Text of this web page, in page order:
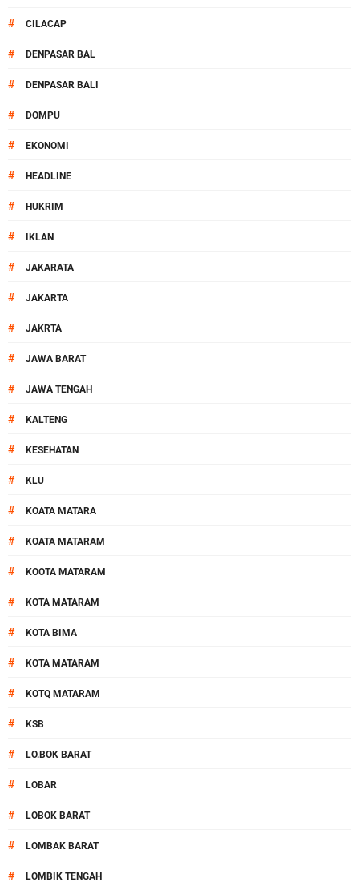
# CILACAP
# DENPASAR BAL
# DENPASAR BALI
# DOMPU
# EKONOMI
# HEADLINE
# HUKRIM
# IKLAN
# JAKARATA
# JAKARTA
# JAKRTA
# JAWA BARAT
# JAWA TENGAH
# KALTENG
# KESEHATAN
# KLU
# KOATA MATARA
# KOATA MATARAM
# KOOTA MATARAM
# KOTA MATARAM
# KOTA BIMA
# KOTA MATARAM
# KOTQ MATARAM
# KSB
# LO.BOK BARAT
# LOBAR
# LOBOK BARAT
# LOMBAK BARAT
# LOMBIK TENGAH